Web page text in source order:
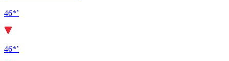
46*’
46*’